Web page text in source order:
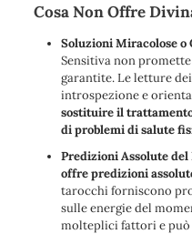
Cosa Non Offre
Soluzioni Miracolose
Sensitiva non
garantite. Le letture
introspezione e
sostituire il
di problemi di salute
Predizioni Assolute del
offre predizioni
tarocchi forniscono
sulle energie del
molteplici fattori e può